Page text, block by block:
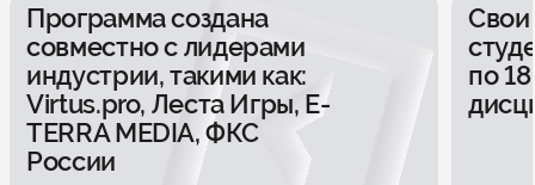
Программа создана
совместно с лидерами
индустрии, такими как:
Virtus.pro, Леста Игры, E-
TERRA MEDIA, ФКС
России
Свои
по